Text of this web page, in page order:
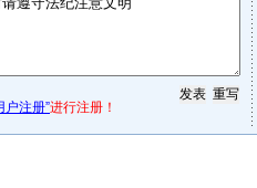
户注册”进行注册！